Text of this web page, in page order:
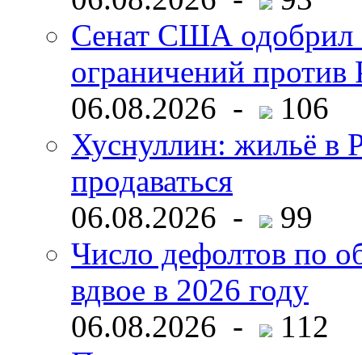
Сенат США одобрил
ограничений
06.08.2026 -
106
Хуснуллин: жильё в
продаваться
06.08.2026 -
99
Число дефолтов по
вдвое в 2026 году
06.08.2026 -
112